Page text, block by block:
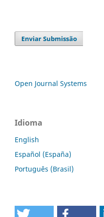
Open Journal Systems
Idioma
English
Español (España)
Português (Brasil)